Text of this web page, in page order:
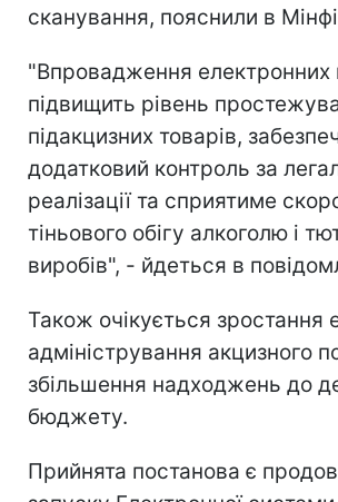
сканування, пояснили в
"Впровадження електронних
підвищить рівень
підакцизних товарів,
додатковий контроль за
реалізації та сприятиме
тіньового обігу алкоголю і
виробів", - йдеться в
Також очікується зростання
адміністрування акцизного
збільшення надходжень до
бюджету.
Прийнята постанова є